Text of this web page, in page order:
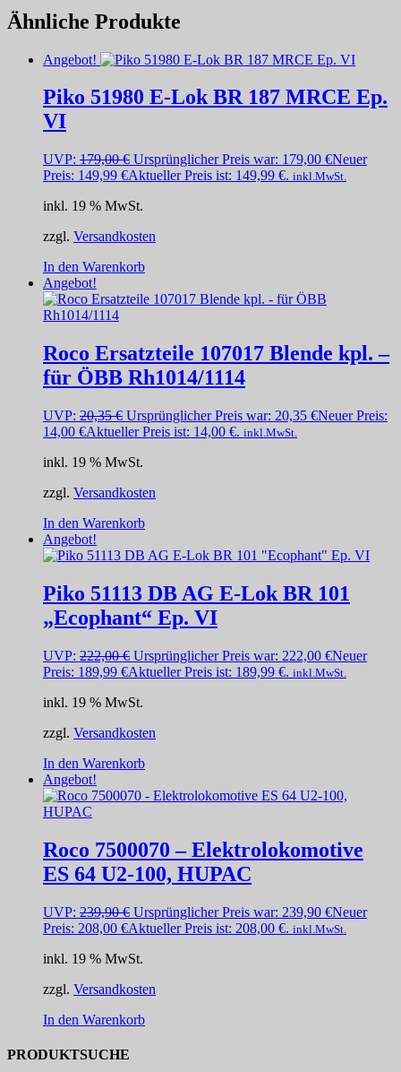
Ähnliche Produkte
Angebot!
Piko 51980 E-Lok BR 187 MRCE Ep.
VI
UVP: 179,00€ Ursprünglicher Preis war: 179,00 €Neuer
Preis: 149,99 €Aktueller Preis ist: 149,99 €. inkl.MwSt.
inkl. 19 % MwSt.
zzgl. Versandkosten
In den Warenkorb
Angebot!
Roco Ersatzteile 107017 Blende kpl. –
für ÖBB Rh1014/1114
UVP: 20,35€ Ursprünglicher Preis war: 20,35 €Neuer Preis:
14,00 €Aktueller Preis ist: 14,00 €. inkl.MwSt.
inkl. 19 % MwSt.
zzgl. Versandkosten
In den Warenkorb
Angebot!
Piko 51113 DB AG E-Lok BR 101
„Ecophant“ Ep. VI
UVP: 222,00€ Ursprünglicher Preis war: 222,00 €Neuer
Preis: 189,99 €Aktueller Preis ist: 189,99 €. inkl.MwSt.
inkl. 19 % MwSt.
zzgl. Versandkosten
In den Warenkorb
Angebot!
Roco 7500070 – Elektrolokomotive
ES 64 U2-100, HUPAC
UVP: 239,90€ Ursprünglicher Preis war: 239,90 €Neuer
Preis: 208,00 €Aktueller Preis ist: 208,00 €. inkl.MwSt.
inkl. 19 % MwSt.
zzgl. Versandkosten
In den Warenkorb
PRODUKTSUCHE